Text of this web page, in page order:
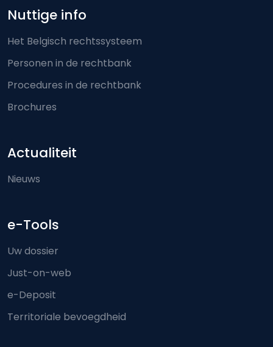
Nuttige info
Het Belgisch rechtssysteem
Personen in de rechtbank
Procedures in de rechtbank
Brochures
Actualiteit
Nieuws
e-Tools
Uw dossier
Just-on-web
e-Deposit
Territoriale bevoegdheid